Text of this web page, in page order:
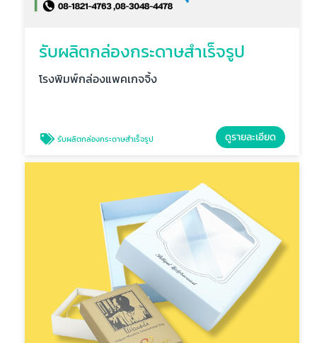
รับผลิตกล่องกระดาษสำเร็จรูป
โรงพิมพ์กล่องแพคเกจจิ้ง
รับผลิตกล่องกระดาษสำเร็จรูป ดูรายละเอียด